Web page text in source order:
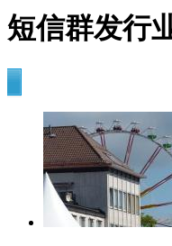
短信群发行